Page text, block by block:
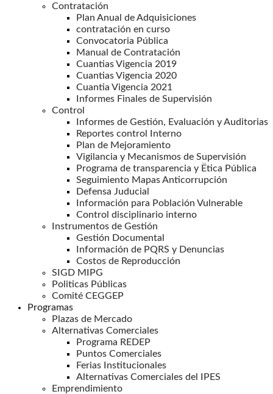
Contratación
Plan Anual de Adquisiciones
contratación en curso
Convocatoria Pública
Manual de Contratación
Cuantias Vigencia 2019
Cuantias Vigencia 2020
Cuantia Vigencia 2021
Informes Finales de Supervisión
Control
Informes de Gestión, Evaluación y Auditorias
Reportes control Interno
Plan de Mejoramiento
Vigilancia y Mecanismos de Supervisión
Programa de transparencia y Ëtica Pública
Seguimiento Mapas Anticorrupción
Defensa Juducial
Información para Población Vulnerable
Control disciplinario interno
Instrumentos de Gestión
Gestión Documental
Información de PQRS y Denuncias
Costos de Reproducción
SIGD MIPG
Politicas Públicas
Comité CEGGEP
Programas
Plazas de Mercado
Alternativas Comerciales
Programa REDEP
Puntos Comerciales
Ferias Institucionales
Alternativas Comerciales del IPES
Emprendimiento